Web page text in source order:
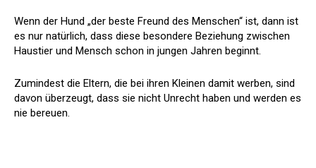
Wenn der Hund „der beste Freund des Menschen“ ist, dann ist
es nur natürlich, dass diese besondere Beziehung zwischen
Haustier und Mensch schon in jungen Jahren beginnt.
Zumindest die Eltern, die bei ihren Kleinen damit werben, sind
davon überzeugt, dass sie nicht Unrecht haben und werden es
nie bereuen.